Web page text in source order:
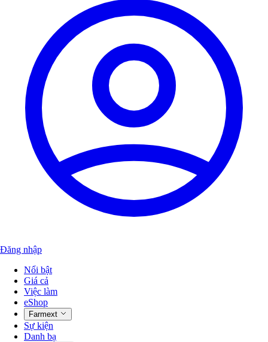
Đăng nhập
Nổi bật
Giá cả
Việc làm
eShop
Farmext
Sự kiện
Danh bạ